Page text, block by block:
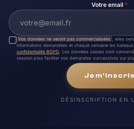
Votre email *
Vos données ne seront pas commercialisées
, elles
informations demandées et chaque semaine les bateaux
confidentialité RGPD . Les données saisies sont
session pour faciliter vos demandes successives sur
Je m'inscris
DÉSINSCRIPTION EN